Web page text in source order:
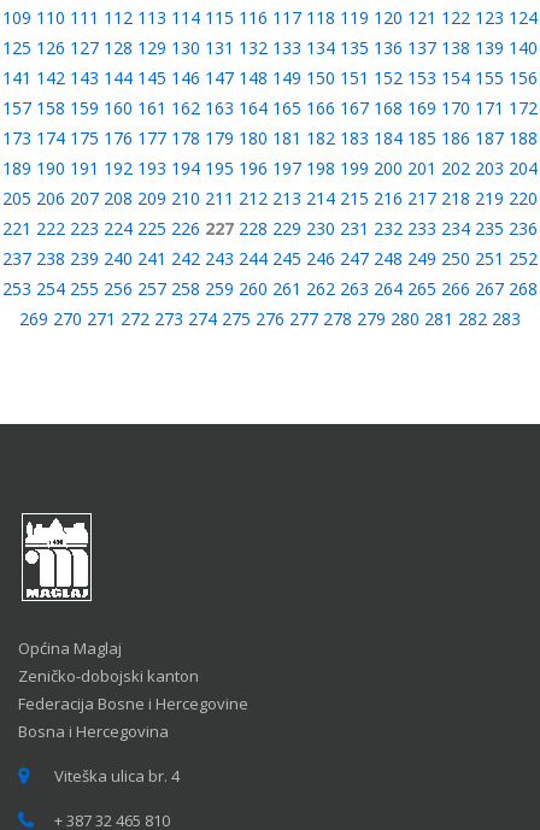
109 110 111 112 113 114 115 116 117 118 119 120 121 122 123 124
125 126 127 128 129 130 131 132 133 134 135 136 137 138 139 140
141 142 143 144 145 146 147 148 149 150 151 152 153 154 155 156
157 158 159 160 161 162 163 164 165 166 167 168 169 170 171 172
173 174 175 176 177 178 179 180 181 182 183 184 185 186 187 188
189 190 191 192 193 194 195 196 197 198 199 200 201 202 203 204
205 206 207 208 209 210 211 212 213 214 215 216 217 218 219 220
221 222 223 224 225 226 227 228 229 230 231 232 233 234 235 236
237 238 239 240 241 242 243 244 245 246 247 248 249 250 251 252
253 254 255 256 257 258 259 260 261 262 263 264 265 266 267 268
269 270 271 272 273 274 275 276 277 278 279 280 281 282 283
Općina Maglaj
Zeničko-dobojski kanton
Federacija Bosne i Hercegovine
Bosna i Hercegovina
Viteška ulica br. 4
+ 387 32 465 810